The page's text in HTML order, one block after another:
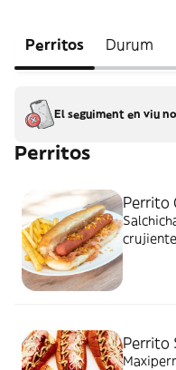
Perritos Durum
El seguiment en viu
Perritos
Perrito
Salchicha 22
crujiente
Perrito
Maxiperrito